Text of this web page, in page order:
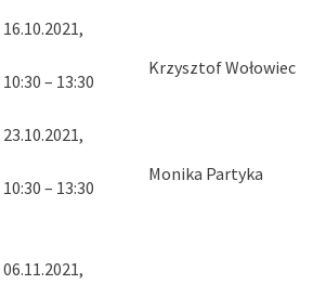
16.10.2021,
10:30 – 13:30
Krzysztof Wołowiec
23.10.2021,
10:30 – 13:30
Monika Partyka
06.11.2021,